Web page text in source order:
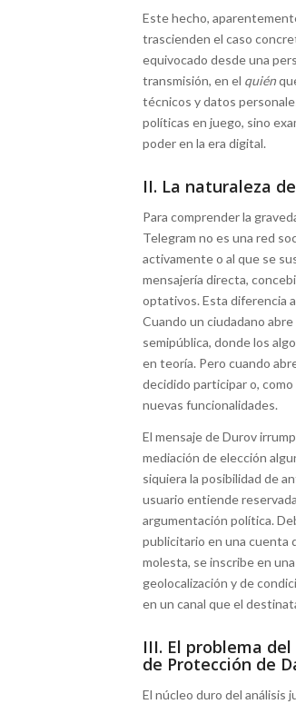
Este hecho,
trascienden el caso
equivocado desde una
transmisión, en el quién
técnicos y datos
políticas en juego, sino
poder en la era digital.
II. La naturaleza
Para comprender la
Telegram no es una red
activamente o al que se
mensajería directa,
optativos. Esta diferencia
Cuando un ciudadano
semipública, donde los
en teoría. Pero cuando
decidido participar o,
nuevas funcionalidades.
El mensaje de Durov
mediación de elección
siquiera la posibilidad de
usuario entiende
argumentación política.
publicitario en una cuenta
molesta, se inscribe en
geolocalización y de
en un canal que el
III. El problema
de Protección de
El núcleo duro del análisis